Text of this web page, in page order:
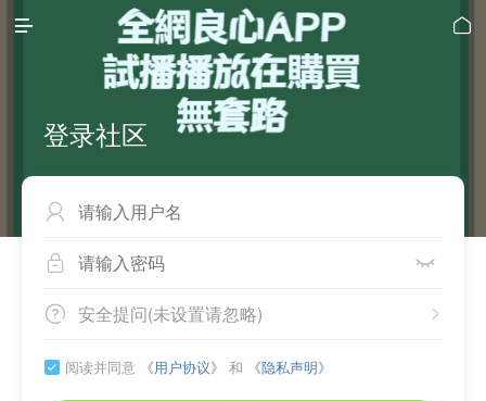
 
登录社区

 
 
安全提问(未设置请忽略)
 阅读并同意 《用户协议》 和 《隐私声明》